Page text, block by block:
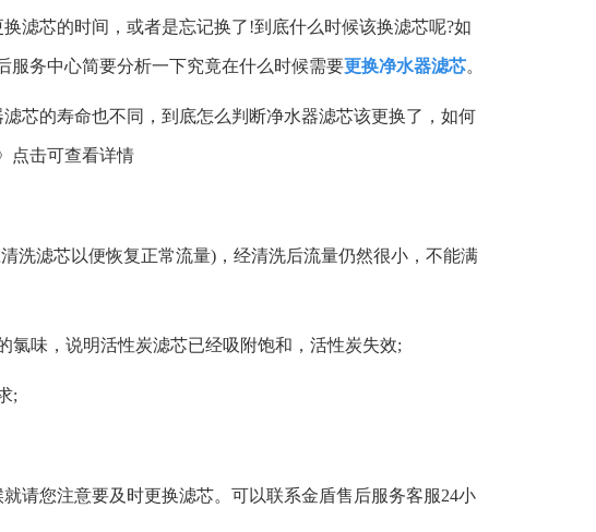
滤芯的时间，或者是忘记换了!到底什么时候该换滤芯呢?如
服务中心简要分析一下究竟在什么时候需要更换净水器滤芯。
芯的寿命也不同，到底怎么判断净水器滤芯该更换了，如何
点击可查看详情
洗滤芯以便恢复正常流量)，经清洗后流量仍然很小，不能满
氯味，说明活性炭滤芯已经吸附饱和，活性炭失效;
;
请您注意要及时更换滤芯。可以联系金盾售后服务客服24小